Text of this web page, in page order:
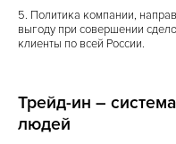
5. Политика компании,
выгоду при совершении
клиенты по всей России.
Трейд-ин –
людей